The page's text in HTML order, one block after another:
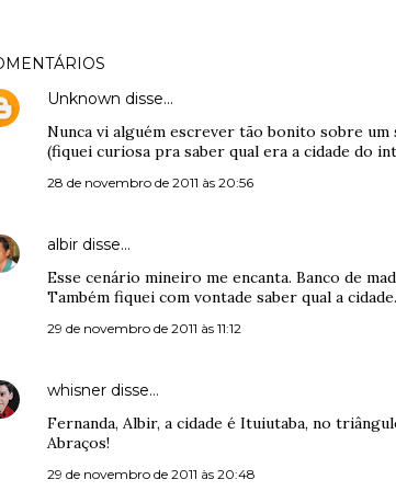
Unknown disse…
Nunca vi alguém escrever tão bonito sobre
(fiquei curiosa pra saber qual era a cidade do
28 de novembro de 2011 às 20:56
albir disse…
Esse cenário mineiro me encanta. Banco de
Também fiquei com vontade saber qual a
29 de novembro de 2011 às 11:12
whisner disse…
Fernanda, Albir, a cidade é Ituiutaba, no
Abraços!
29 de novembro de 2011 às 20:48